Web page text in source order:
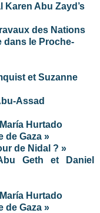
Karen Abu Zayd’s
des Nations
dans le Proche-
et Suzanne
Assad
Hurtado
de Gaza »
de Nidal ? »
Geth et Daniel
Hurtado
de Gaza »